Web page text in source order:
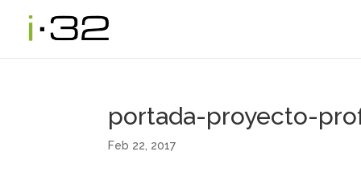
portada-proyecto-
Feb 22, 2017